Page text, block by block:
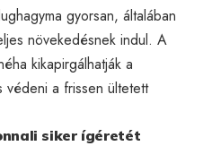
gyorsan, általában
növekedésnek indul. A
kikapirgálhatják a
védeni a frissen ültetett
siker ígéretét